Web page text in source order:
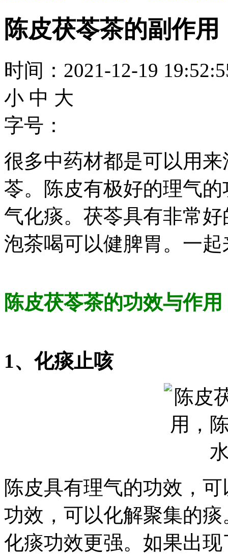
陈皮茯苓茶的副作
时间：2021-12-19
小 中 大
字号：
很多中药材都是可以用
苓。陈皮有极好的理气
气化痰。茯苓具有非常
泡茶喝可以健脾胃。一
陈皮茯苓茶的功效与作用
1、化痰止咳
陈皮具有理气的功效，
功效，可以化解聚集的
化痰功效更强。如果出